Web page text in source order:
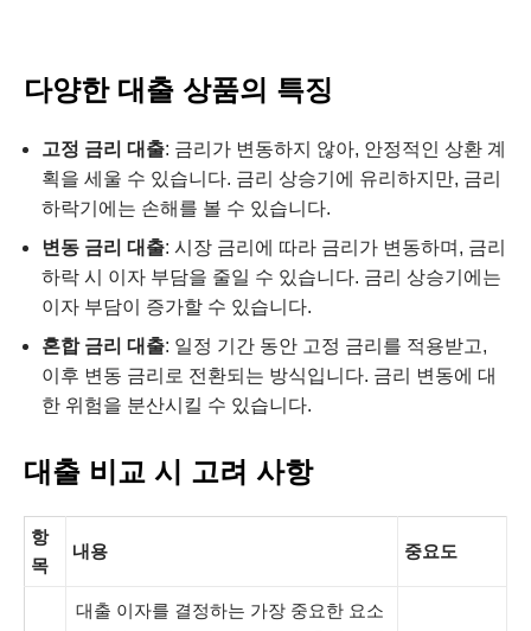
다양한 대출 상품의 특징
고정 금리 대출: 금리가 변동하지 않아, 안정적인 상환 계
획을 세울 수 있습니다. 금리 상승기에 유리하지만, 금리
하락기에는 손해를 볼 수 있습니다.
변동 금리 대출: 시장 금리에 따라 금리가 변동하며, 금리
하락 시 이자 부담을 줄일 수 있습니다. 금리 상승기에는
이자 부담이 증가할 수 있습니다.
혼합 금리 대출: 일정 기간 동안 고정 금리를 적용받고,
이후 변동 금리로 전환되는 방식입니다. 금리 변동에 대
한 위험을 분산시킬 수 있습니다.
대출 비교 시 고려 사항
항
목
내용 중요도
대출 이자를 결정하는 가장 중요한 요소